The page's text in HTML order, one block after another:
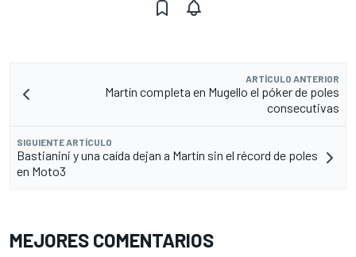
ARTÍCULO ANTERIOR
Martín completa en Mugello el póker de poles
consecutivas
SIGUIENTE ARTÍCULO
Bastianini y una caída dejan a Martín sin el récord de poles
en Moto3
MEJORES COMENTARIOS